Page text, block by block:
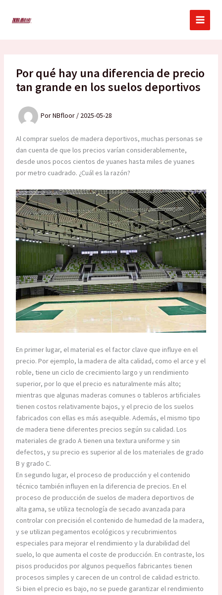
Por qué hay una diferencia de precio
tan grande en los suelos deportivos
PorNBfloor / 2025-05-28
Al comprar suelos de madera deportivos, muchas personas se
dan cuenta de que los precios varían considerablemente,
desde unos pocos cientos de yuanes hasta miles de yuanes
por metro cuadrado. ¿Cuál es la razón?
En primer lugar, el material es el factor clave que influye en el
precio. Por ejemplo, la madera de alta calidad, como el arce y el
roble, tiene un ciclo de crecimiento largo y un rendimiento
superior, por lo que el precio es naturalmente más alto;
mientras que algunas maderas comunes o tableros artificiales
tienen costos relativamente bajos, y el precio de los suelos
fabricados con ellas es más asequible. Además, el mismo tipo
de madera tiene diferentes precios según su calidad. Los
materiales de grado A tienen una textura uniforme y sin
defectos, y su precio es superior al de los materiales de grado
B y grado C.
En segundo lugar, el proceso de producción y el contenido
técnico también influyen en la diferencia de precios. En el
proceso de producción de suelos de madera deportivos de
alta gama, se utiliza tecnología de secado avanzada para
controlar con precisión el contenido de humedad de la madera,
y se utilizan pegamentos ecológicos y recubrimientos
especiales para mejorar el rendimiento y la durabilidad del
suelo, lo que aumenta el coste de producción. En contraste, los
pisos producidos por algunos pequeños fabricantes tienen
procesos simples y carecen de un control de calidad estricto.
Si bien el precio es bajo, no se puede garantizar el rendimiento